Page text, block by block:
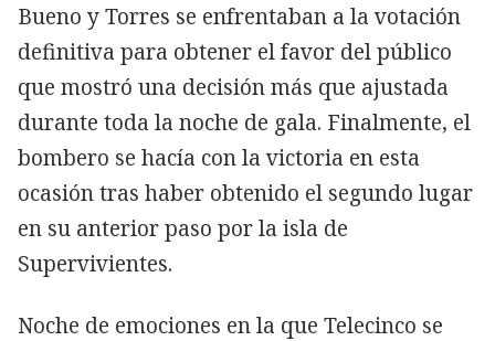
Bueno y Torres se enfrentaban a la votación
definitiva para obtener el favor del público
que mostró una decisión más que ajustada
durante toda la noche de gala. Finalmente, el
bombero se hacía con la victoria en esta
ocasión tras haber obtenido el segundo lugar
en su anterior paso por la isla de
Supervivientes.
Noche de emociones en la que Telecinco se